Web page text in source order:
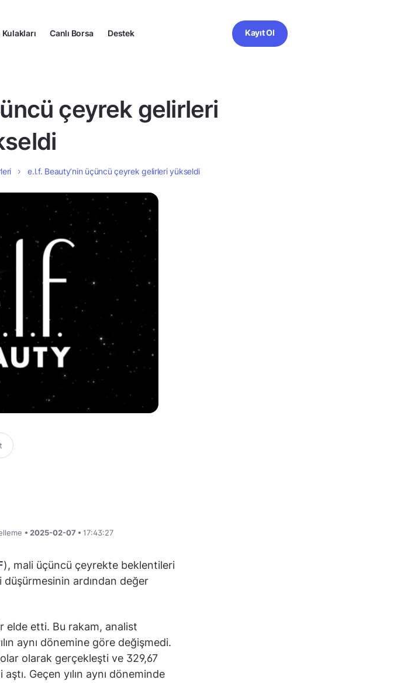
Kulakları Canlı Borsa Destek Kayıt Ol
çeyrek gelirleri
e.l.f. Beauty’nin üçüncü çeyrek gelirleri yükseldi
• 2025-02-07 • 17:43:27
), mali üçüncü çeyrekte beklentileri
ardından değer
elde etti. Bu rakam, analist
aynı dönemine göre değişmedi.
olarak gerçekleşti ve 329,67
Geçen yılın aynı döneminde